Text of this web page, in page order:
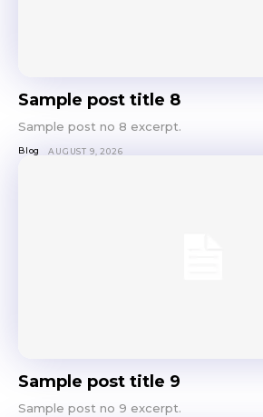
Sample post title 8
Sample post no 8 excerpt.
Blog AUGUST 9, 2026
Sample post title 9
Sample post no 9 excerpt.